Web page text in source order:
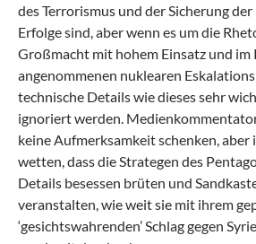
des Terrorismus und der Sicherung
Erfolge sind, aber wenn es um die
Großmacht mit hohem Einsatz und
angenommenen nuklearen
technische Details wie dieses sehr
ignoriert werden.
keine Aufmerksamkeit schenken, aber
wetten, dass die Strategen des
Details besessen brüten und
veranstalten, wie weit sie mit ihrem
‘gesichtswahrenden’ Schlag gegen